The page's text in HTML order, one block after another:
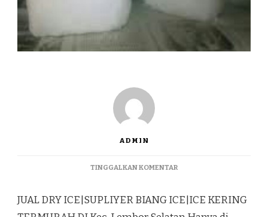
ADMIN
TINGGALKAN KOMENTARPADA
ICE|SUPLIYER
BIANG
JUAL DRY ICE|SUPLIYER BIANG ICE|ICE KERING